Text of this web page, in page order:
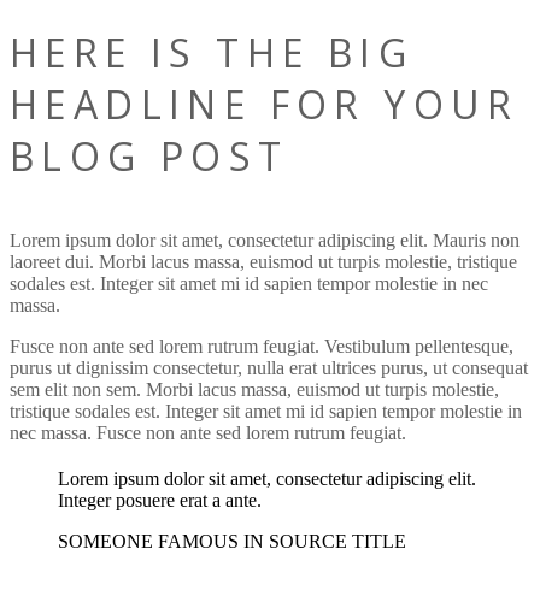
HERE IS THE BIG
HEADLINE FOR YOUR
BLOG POST
Lorem ipsum dolor sit amet, consectetur adipiscing elit. Mauris non
laoreet dui. Morbi lacus massa, euismod ut turpis molestie, tristique
sodales est. Integer sit amet mi id sapien tempor molestie in nec
massa.
Fusce non ante sed lorem rutrum feugiat. Vestibulum pellentesque,
purus ut dignissim consectetur, nulla erat ultrices purus, ut consequat
sem elit non sem. Morbi lacus massa, euismod ut turpis molestie,
tristique sodales est. Integer sit amet mi id sapien tempor molestie in
nec massa. Fusce non ante sed lorem rutrum feugiat.
Lorem ipsum dolor sit amet, consectetur adipiscing elit.
Integer posuere erat a ante.
SOMEONE FAMOUS IN SOURCE TITLE